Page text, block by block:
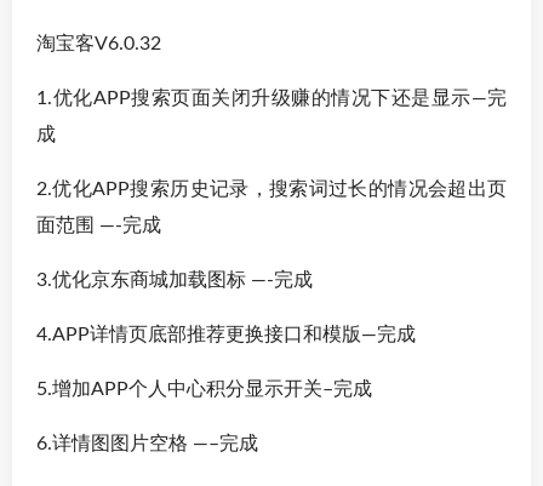
淘宝客V6.0.32
1.优化APP搜索页面关闭升级赚的情况下还是显示—完
成
2.优化APP搜索历史记录，搜索词过长的情况会超出页
面范围 —-完成
3.优化京东商城加载图标 —-完成
4.APP详情页底部推荐更换接口和模版—完成
5.增加APP个人中心积分显示开关–完成
6.详情图图片空格 —–完成